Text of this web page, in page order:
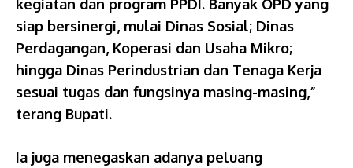
kegiatan dan program PPDI. Banyak OPD yang
siap bersinergi, mulai Dinas Sosial; Dinas
Perdagangan, Koperasi dan Usaha Mikro;
hingga Dinas Perindustrian dan Tenaga Kerja
sesuai tugas dan fungsinya masing-masing,”
terang Bupati.
Ia juga menegaskan adanya peluang